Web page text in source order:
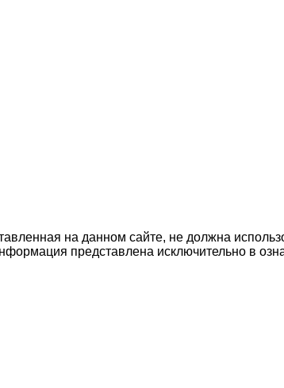
на данном сайте, не должна
представлена исключительно в